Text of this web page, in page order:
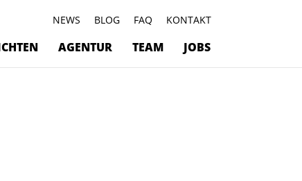
KONTAKT
FAQ
BLOG
NEWS
AGENTUR TEAM JOBS